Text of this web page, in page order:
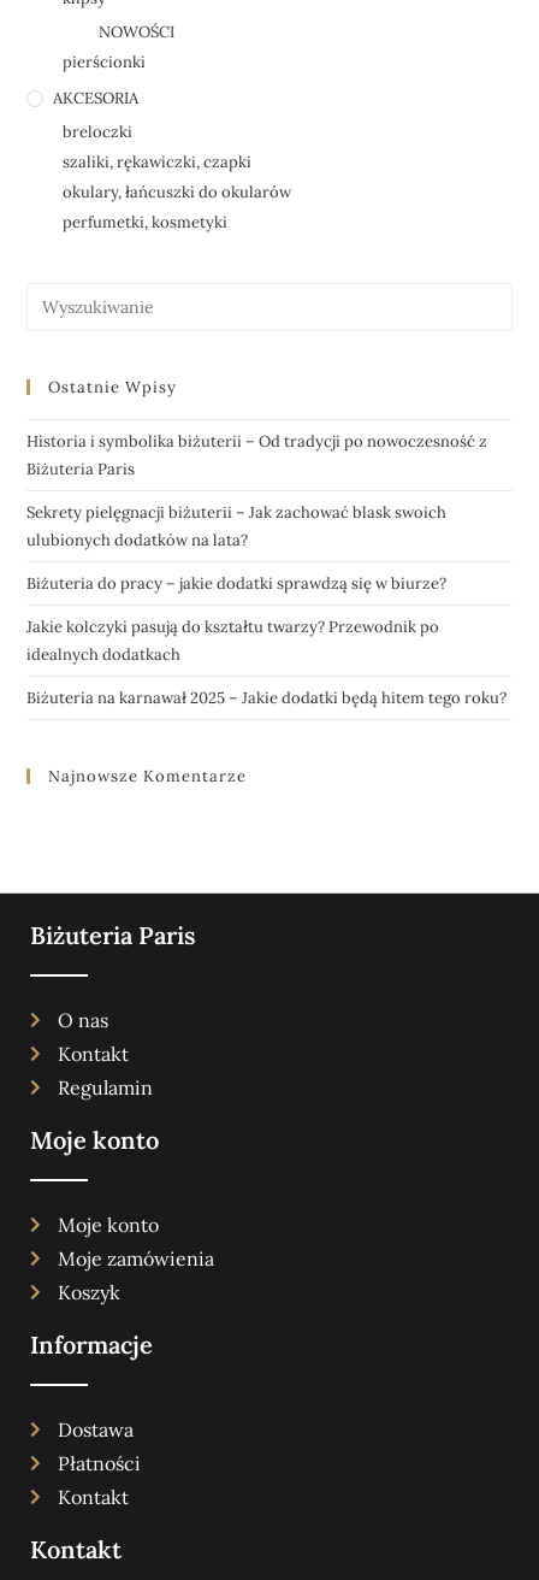
NOWOŚCI
pierścionki
AKCESORIA
breloczki
szaliki, rękawiczki, czapki
okulary, łańcuszki do okularów
perfumetki, kosmetyki
Ostatnie Wpisy
Historia i symbolika biżuterii – Od tradycji po nowoczesność z
Biżuteria Paris
Sekrety pielęgnacji biżuterii – Jak zachować blask swoich
ulubionych dodatków na lata?
Biżuteria do pracy – jakie dodatki sprawdzą się w biurze?
Jakie kolczyki pasują do kształtu twarzy? Przewodnik po
idealnych dodatkach
Biżuteria na karnawał 2025 – Jakie dodatki będą hitem tego roku?
Najnowsze Komentarze
Biżuteria Paris
O nas
Kontakt
Regulamin
Moje konto
Moje konto
Moje zamówienia
Koszyk
Informacje
Dostawa
Płatności
Kontakt
Kontakt